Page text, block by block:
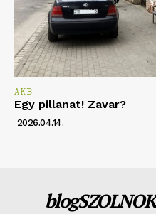
AKB
Egy pillanat! Zavar?
2026.04.14.
blogSZOLNOK